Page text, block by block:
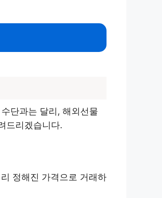
단과는 달리, 해외선물
드리겠습니다.
정해진 가격으로 거래하